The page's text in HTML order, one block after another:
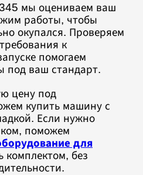
мы оцениваем ваш
работы, чтобы
окупался. Проверяем
к
помогаем
под ваш стандарт.
цену под
купить машину с
Если нужно
поможем
для
комплектом, без